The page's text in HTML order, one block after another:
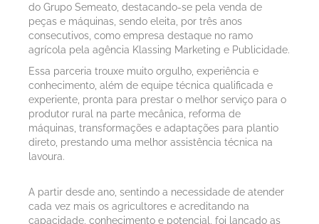
do Grupo Semeato, destacando-se pela venda de
peças e máquinas, sendo eleita, por três anos
consecutivos, como empresa destaque no ramo
agrícola pela agência Klassing Marketing e Publicidade.
Essa parceria trouxe muito orgulho, experiência e
conhecimento, além de equipe técnica qualificada e
experiente, pronta para prestar o melhor serviço para o
produtor rural na parte mecânica, reforma de
máquinas, transformações e adaptações para plantio
direto, prestando uma melhor assistência técnica na
lavoura.
A partir desde ano, sentindo a necessidade de atender
cada vez mais os agricultores e acreditando na
capacidade, conhecimento e potencial, foi lançado as